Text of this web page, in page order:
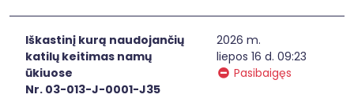
Iškastinį kurą naudojančių
katilų keitimas namų
ūkiuose
Nr. 03-013-J-0001-J35
2026 m.
liepos 16 d. 09:23
Pasibaigęs